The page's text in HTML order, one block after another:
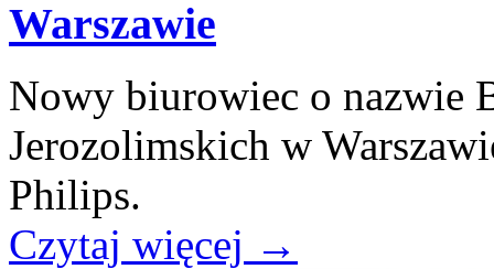
Warszawie
Nowy biurowiec o nazwie
Jerozolimskich w
Philips.
Czytaj więcej →